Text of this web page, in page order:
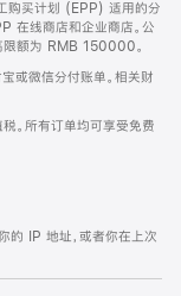
购买计划 (EPP) 适用的分
在线商店和企业商店。公
限额为 RMB 150000。
或微信分付账单。相关财
。所有订单均可享受免费
的 IP 地址，或者你在上次